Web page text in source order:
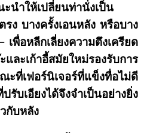
นำให้เปลี่ยนท่านั่งเป็น
ง บางครั้งเอนหลัง หรือบาง
พื่อหลีกเลี่ยงความตึงเครียด
ละเก้าอี้สมัยใหม่รองรับการ
ที่เฟอร์นิเจอร์ที่แข็งทื่อไม่ดี
บเอียงได้จึงจำเป็นอย่างยิ่ง
กับหลัง